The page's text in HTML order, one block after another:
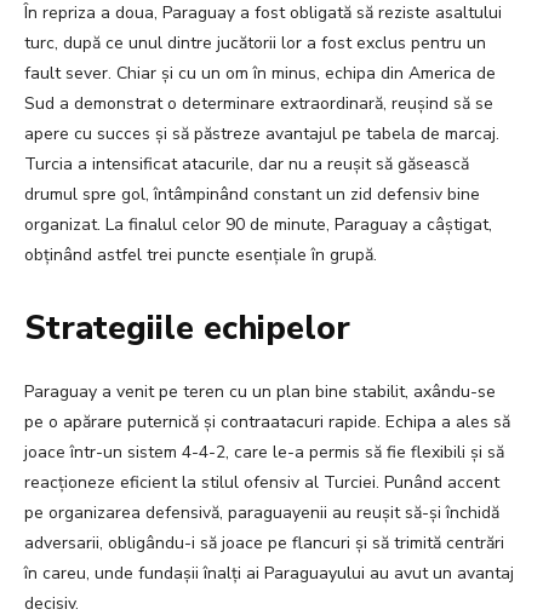
În repriza a doua, Paraguay a fost obligată să reziste asaltului
turc, după ce unul dintre jucătorii lor a fost exclus pentru un
fault sever. Chiar și cu un om în minus, echipa din America de
Sud a demonstrat o determinare extraordinară, reușind să se
apere cu succes și să păstreze avantajul pe tabela de marcaj.
Turcia a intensificat atacurile, dar nu a reușit să găsească
drumul spre gol, întâmpinând constant un zid defensiv bine
organizat. La finalul celor 90 de minute, Paraguay a câștigat,
obținând astfel trei puncte esențiale în grupă.
Strategiile echipelor
Paraguay a venit pe teren cu un plan bine stabilit, axându-se
pe o apărare puternică și contraatacuri rapide. Echipa a ales să
joace într-un sistem 4-4-2, care le-a permis să fie flexibili și să
reacționeze eficient la stilul ofensiv al Turciei. Punând accent
pe organizarea defensivă, paraguayenii au reușit să-și închidă
adversarii, obligându-i să joace pe flancuri și să trimită centrări
în careu, unde fundașii înalți ai Paraguayului au avut un avantaj
decisiv.